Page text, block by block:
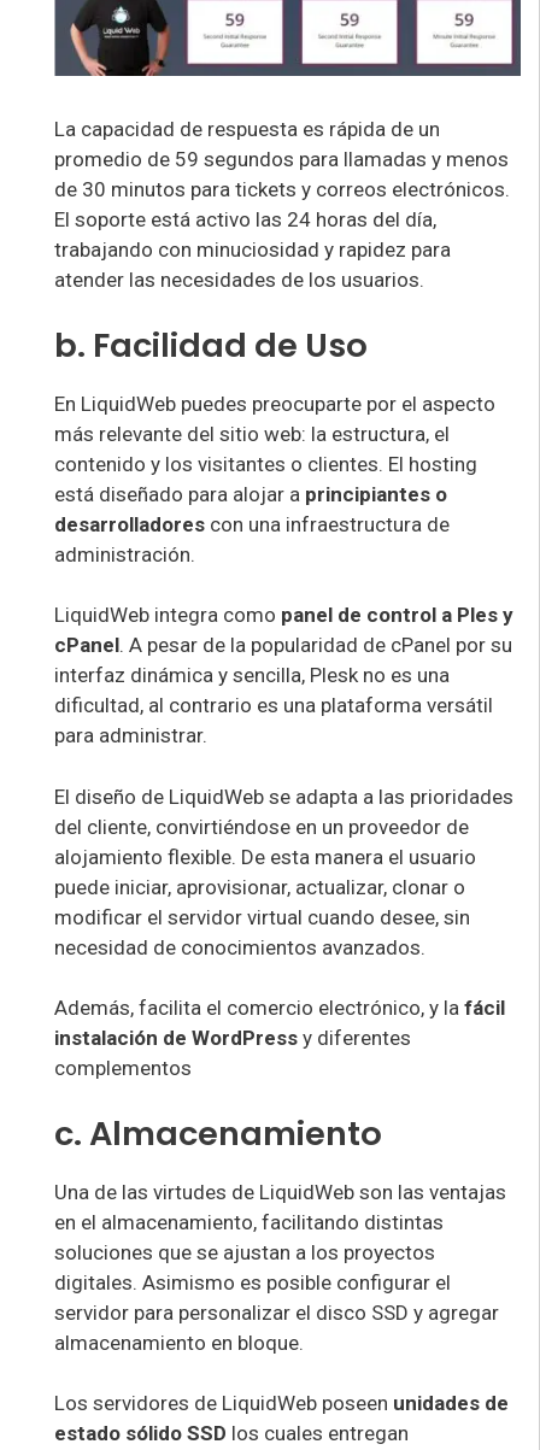
La capacidad de respuesta es rápida de un
promedio de 59 segundos para llamadas y menos
de 30 minutos para tickets y correos electrónicos.
El soporte está activo las 24 horas del día,
trabajando con minuciosidad y rapidez para
atender las necesidades de los usuarios.
b. Facilidad de Uso
En LiquidWeb puedes preocuparte por el aspecto
más relevante del sitio web: la estructura, el
contenido y los visitantes o clientes. El hosting
está diseñado para alojar a principiantes o
desarrolladores con una infraestructura de
administración.
LiquidWeb integra como panel de control a Ples y
cPanel. A pesar de la popularidad de cPanel por su
interfaz dinámica y sencilla, Plesk no es una
dificultad, al contrario es una plataforma versátil
para administrar.
El diseño de LiquidWeb se adapta a las prioridades
del cliente, convirtiéndose en un proveedor de
alojamiento flexible. De esta manera el usuario
puede iniciar, aprovisionar, actualizar, clonar o
modificar el servidor virtual cuando desee, sin
necesidad de conocimientos avanzados.
Además, facilita el comercio electrónico, y la fácil
instalación de WordPress y diferentes
complementos
c. Almacenamiento
Una de las virtudes de LiquidWeb son las ventajas
en el almacenamiento, facilitando distintas
soluciones que se ajustan a los proyectos
digitales. Asimismo es posible configurar el
servidor para personalizar el disco SSD y agregar
almacenamiento en bloque.
Los servidores de LiquidWeb poseen unidades de
estado sólido SSD los cuales entregan